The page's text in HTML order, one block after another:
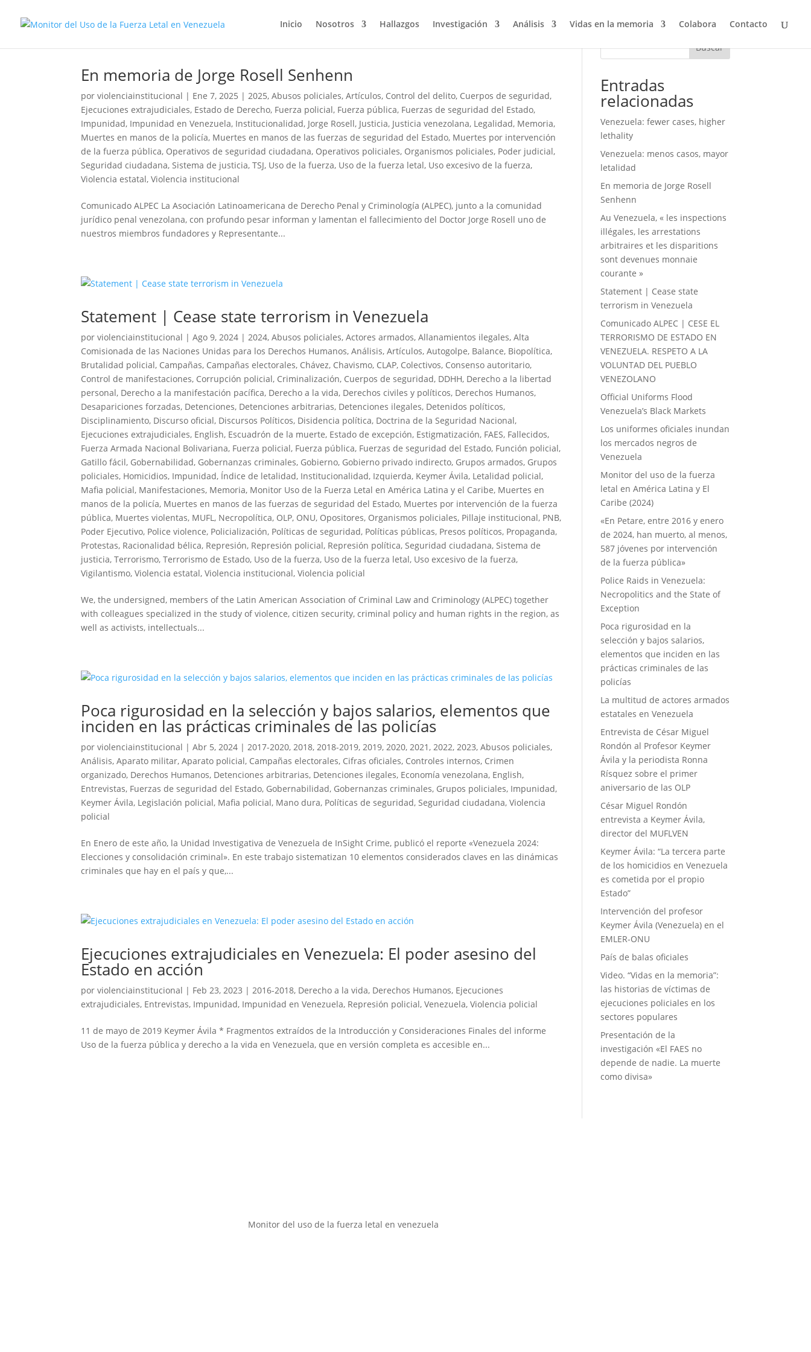
Inicio Nosotros Hallazgos Investigación Análisis Vidas en la memoria Colabora Contacto
En memoria de Jorge Rosell Senhenn
porviolenciainstitucional | Ene 7, 2025 |2025,Abusos policiales,Artículos, Control del delito, Cuerpos de seguridad,
Ejecuciones extrajudiciales, Estado de Derecho, Fuerza policial, Fuerza pública, Fuerzas de seguridad del Estado,
Impunidad, Impunidad en Venezuela, Institucionalidad, Jorge Rosell, Justicia, Justicia venezolana, Legalidad, Memoria,
Muertes en manos de la policía, Muertes en manos de las fuerzas de seguridad del Estado, Muertes por intervención
de la fuerza pública, Operativos de seguridad ciudadana, Operativos policiales, Organismos policiales, Poder judicial,
Seguridad ciudadana,Sistema de justicia,TSJ, Uso de la fuerza, Uso de la fuerza letal, Uso excesivo de la fuerza,
Violencia estatal,Violencia institucional
Comunicado ALPEC La Asociación Latinoamericana de Derecho Penal y Criminología (ALPEC), junto a la comunidad
jurídico penal venezolana, con profundo pesar informan y lamentan el fallecimiento del Doctor Jorge Rosell uno de
nuestros miembros fundadores y Representante...
Statement | Cease state terrorism in Venezuela
porviolenciainstitucional |Ago 9, 2024 |2024,Abusos policiales,Actores armados,Allanamientos ilegales,Alta
Comisionada de las Naciones Unidas para los Derechos Humanos,Análisis,Artículos,Autogolpe, Balance, Biopolítica,
Brutalidad policial, Campañas, Campañas electorales, Chávez, Chavismo, CLAP, Colectivos, Consenso autoritario,
Control de manifestaciones, Corrupción policial, Criminalización, Cuerpos de seguridad, DDHH, Derecho a la libertad
personal, Derecho a la manifestación pacífica, Derecho a la vida, Derechos civiles y políticos, Derechos Humanos,
Desapariciones forzadas, Detenciones, Detenciones arbitrarias, Detenciones ilegales, Detenidos políticos,
Disciplinamiento, Discurso oficial, Discursos Políticos, Disidencia política, Doctrina de la Seguridad Nacional,
Ejecuciones extrajudiciales, English, Escuadrón de la muerte, Estado de excepción, Estigmatización, FAES, Fallecidos,
Fuerza Armada Nacional Bolivariana, Fuerza policial, Fuerza pública, Fuerzas de seguridad del Estado, Función policial,
Gatillo fácil, Gobernabilidad, Gobernanzas criminales, Gobierno, Gobierno privado indirecto, Grupos armados, Grupos
policiales, Homicidios, Impunidad, Índice de letalidad, Institucionalidad, Izquierda, Keymer Ávila, Letalidad policial,
Mafia policial, Manifestaciones, Memoria, Monitor Uso de la Fuerza Letal en América Latina y el Caribe, Muertes en
manos de la policía, Muertes en manos de las fuerzas de seguridad del Estado, Muertes por intervención de la fuerza
pública, Muertes violentas, MUFL, Necropolítica, OLP, ONU, Opositores, Organismos policiales, Pillaje institucional, PNB,
Poder Ejecutivo, Police violence, Policialización, Políticas de seguridad, Políticas públicas, Presos políticos, Propaganda,
Protestas, Racionalidad bélica, Represión, Represión policial, Represión política,Seguridad ciudadana,Sistema de
justicia,Terrorismo,Terrorismo de Estado, Uso de la fuerza, Uso de la fuerza letal, Uso excesivo de la fuerza,
Vigilantismo,Violencia estatal,Violencia institucional,Violencia policial
We, the undersigned, members of the Latin American Association of Criminal Law and Criminology (ALPEC) together
with colleagues specialized in the study of violence, citizen security, criminal policy and human rights in the region, as
well as activists, intellectuals...
Poca rigurosidad en la selección y bajos salarios, elementos que
inciden en las prácticas criminales de las policías
porviolenciainstitucional |Abr 5, 2024 |2017-2020,2018,2018-2019,2019,2020,2021,2022,2023,Abusos policiales,
Análisis,Aparato militar,Aparato policial, Campañas electorales, Cifras oficiales, Controles internos, Crimen
organizado, Derechos Humanos, Detenciones arbitrarias, Detenciones ilegales, Economía venezolana, English,
Entrevistas, Fuerzas de seguridad del Estado, Gobernabilidad, Gobernanzas criminales, Grupos policiales, Impunidad,
Keymer Ávila, Legislación policial, Mafia policial, Mano dura, Políticas de seguridad,Seguridad ciudadana,Violencia
policial
En Enero de este año, la Unidad Investigativa de Venezuela de InSight Crime, publicó el reporte «Venezuela 2024:
Elecciones y consolidación criminal». En este trabajo sistematizan 10 elementos considerados claves en las dinámicas
criminales que hay en el país y que,...
Ejecuciones extrajudiciales en Venezuela: El poder asesino del
Estado en acción
porviolenciainstitucional | Feb 23, 2023 |2016-2018, Derecho a la vida, Derechos Humanos, Ejecuciones
extrajudiciales, Entrevistas, Impunidad, Impunidad en Venezuela, Represión policial,Venezuela,Violencia policial
11 de mayo de 2019 Keymer Ávila * Fragmentos extraídos de la Introducción y Consideraciones Finales del informe
Uso de la fuerza pública y derecho a la vida en Venezuela, que en versión completa es accesible en...
Buscar
Entradas
relacionadas
Venezuela: fewer cases, higher
lethality
Venezuela: menos casos, mayor
letalidad
En memoria de Jorge Rosell
Senhenn
Au Venezuela, « les inspections
illégales, les arrestations
arbitraires et les disparitions
sont devenues monnaie
courante »
Statement | Cease state
terrorism in Venezuela
Comunicado ALPEC | CESE EL
TERRORISMO DE ESTADO EN
VENEZUELA. RESPETO A LA
VOLUNTAD DEL PUEBLO
VENEZOLANO
Official Uniforms Flood
Venezuela’s Black Markets
Los uniformes oficiales inundan
los mercados negros de
Venezuela
Monitor del uso de la fuerza
letal en América Latina y El
Caribe (2024)
«En Petare, entre 2016 y enero
de 2024, han muerto, al menos,
587 jóvenes por intervención
de la fuerza pública»
Police Raids in Venezuela:
Necropolitics and the State of
Exception
Poca rigurosidad en la
selección y bajos salarios,
elementos que inciden en las
prácticas criminales de las
policías
La multitud de actores armados
estatales en Venezuela
Entrevista de César Miguel
Rondón al Profesor Keymer
Ávila y la periodista Ronna
Rísquez sobre el primer
aniversario de las OLP
César Miguel Rondón
entrevista a Keymer Ávila,
director del MUFLVEN
Keymer Ávila: “La tercera parte
de los homicidios en Venezuela
es cometida por el propio
Estado”
Intervención del profesor
Keymer Ávila (Venezuela) en el
EMLER-ONU
País de balas oficiales
Video. “Vidas en la memoria”:
las historias de víctimas de
ejecuciones policiales en los
sectores populares
Presentación de la
investigación «El FAES no
depende de nadie. La muerte
como divisa»
Monitor del uso de la fuerza letal en venezuela